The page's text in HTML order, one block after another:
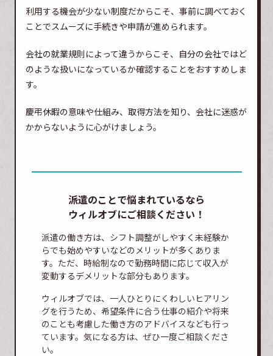
利用する機会が少ない制度だからこそ、事前に調べておく
ことでスムーズに手続きや申請が進められます。
会社の就業規則によって違うからこそ、自分の会社ではど
のような扱いになっているか確認することをおすすめしま
す。
慶弔休暇の意味や仕組み、取得方法を知り、会社に迷惑が
かからないように心がけましょう。
派遣のことで悩まれているなら
ウィルオブにご相談ください！
派遣の働き方は、シフト調整がしやすく未経験か
らでも始めやすいなどのメリットが多くありま
す。ただ、時給制なので勤務時間に応じて収入が
変動するデメリットな部分もあります。
ウィルオブでは、一人ひとりにくわしいヒアリン
グを行うため、希望条件に合う仕事の紹介や将来
のことも考慮した働き方のアドバイスなども行っ
ています。気になる方は、ぜひ一度ご相談くださ
い。